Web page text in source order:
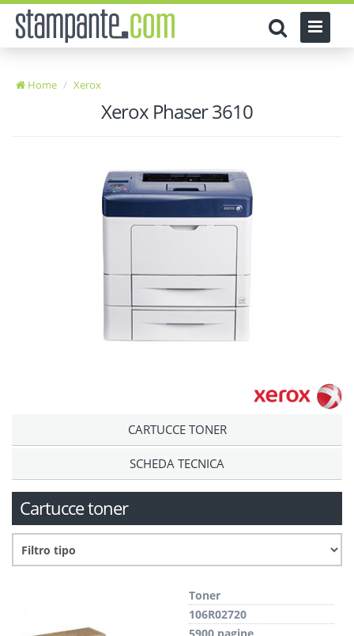
Home Xerox
Xerox Phaser 3610
CARTUCCE TONER
SCHEDA TECNICA
Cartucce toner
Toner
106R02720